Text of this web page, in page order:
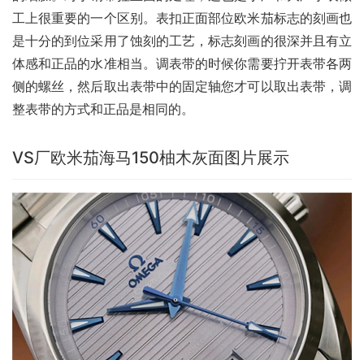
工上很重要的一个区别。表扣正面部位欧米茄标志的刻画也
是十分的到位采用了蚀刻的工艺，标志刻画的很深并且有立
体感和正品的水准相当。调表带的时候你需要拧开表带各两
侧的螺丝，然后取出表带中的固定轴您才可以取出表带，调
整表带的方式和正品是相同的。
VS厂欧米茄海马150柚木灰面图片展示